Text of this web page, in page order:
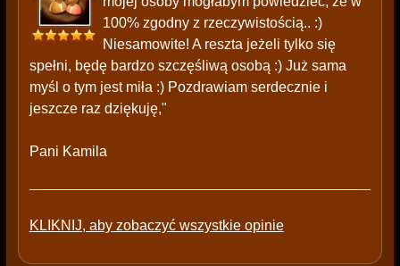
100% zgodny z rzeczywistością.. :)
Niesamowite! A reszta jeżeli tylko się
spełni, będę bardzo szczęśliwą osobą :) Już sama
myśl o tym jest miła :) Pozdrawiam serdecznie i
jeszcze raz dziękuję,"
Pani Kamila
KLIKNIJ, aby zobaczyć wszystkie opinie